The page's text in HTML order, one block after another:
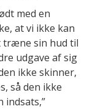
med en
at vi ikke kan
træne sin hud til
udgave af sig
ikke skinner,
så den ikke
indsats,”